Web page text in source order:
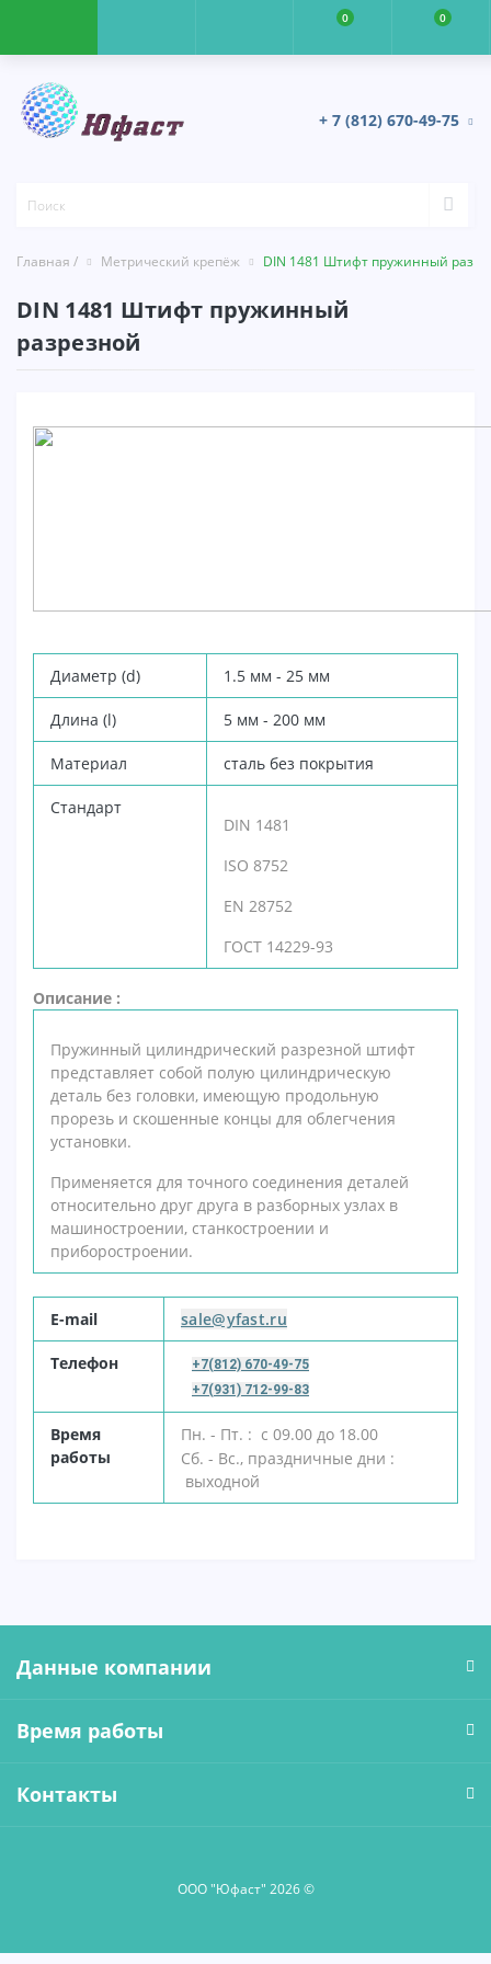
0 0
+ 7 (812) 670-49-75
Главная / Метрический крепёж DIN 1481 Штифт пружинный
DIN 1481 Штифт пружинный
разрезной
Диаметр (d) 1.5 мм - 25 мм
Длина (l) 5 мм - 200 мм
Материал сталь без покрытия
Стандарт
DIN 1481
ISO 8752
EN 28752
ГОСТ 14229-93
Описание :
Пружинный цилиндрический разрезной штифт
представляет собой полую цилиндрическую
деталь без головки, имеющую продольную
прорезь и скошенные концы для облегчения
установки.
Применяется для точного соединения деталей
относительно друг друга в разборных узлах в
машиностроении, станкостроении и
приборостроении.
E-mail sale@yfast.ru
Телефон
+7(812) 670-49-75
+7(931) 712-99-83
Время
работы
Пн. - Пт. : с 09.00 до 18.00
Сб. - Вс., праздничные дни :
выходной
Данные компании
Время работы
Контакты
ООО "Юфаст" 2026 ©